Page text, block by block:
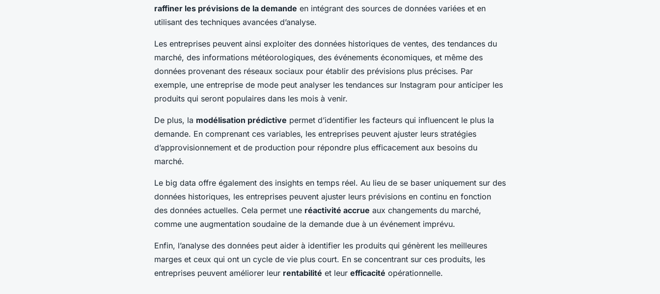
raffiner les prévisions de la demande en intégrant des sources de données variées et en
utilisant des techniques avancées d’analyse.
Les entreprises peuvent ainsi exploiter des données historiques de ventes, des tendances du
marché, des informations météorologiques, des événements économiques, et même des
données provenant des réseaux sociaux pour établir des prévisions plus précises. Par
exemple, une entreprise de mode peut analyser les tendances sur Instagram pour anticiper les
produits qui seront populaires dans les mois à venir.
De plus, la modélisation prédictive permet d’identifier les facteurs qui influencent le plus la
demande. En comprenant ces variables, les entreprises peuvent ajuster leurs stratégies
d’approvisionnement et de production pour répondre plus efficacement aux besoins du
marché.
Le big data offre également des insights en temps réel. Au lieu de se baser uniquement sur des
données historiques, les entreprises peuvent ajuster leurs prévisions en continu en fonction
des données actuelles. Cela permet une réactivité accrue aux changements du marché,
comme une augmentation soudaine de la demande due à un événement imprévu.
Enfin, l’analyse des données peut aider à identifier les produits qui génèrent les meilleures
marges et ceux qui ont un cycle de vie plus court. En se concentrant sur ces produits, les
entreprises peuvent améliorer leur rentabilité et leur efficacité opérationnelle.